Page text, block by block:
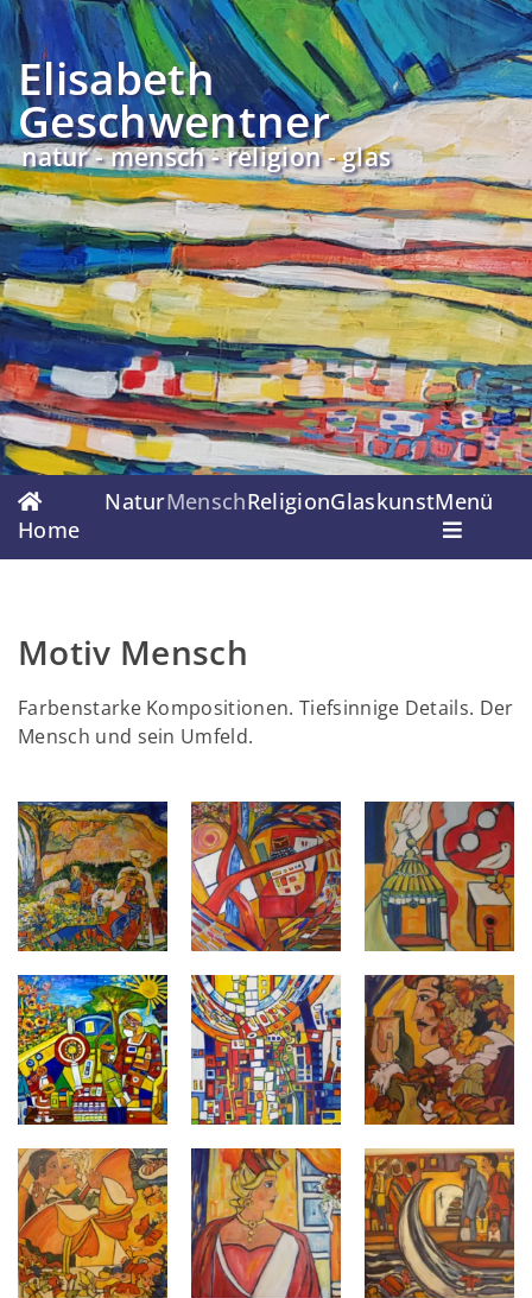
Elisabeth
Geschwentner
natur - mensch - religion - glas
Navigation
überspringen
Home
NaturMenschReligionGlaskunstMenü
Motiv Mensch
Farbenstarke Kompositionen. Tiefsinnige Details. Der
Mensch und sein Umfeld.